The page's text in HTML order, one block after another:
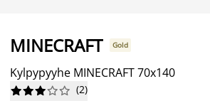
MINECRAFT Gold
Kylpypyyhe MINECRAFT 70x140





 (2)